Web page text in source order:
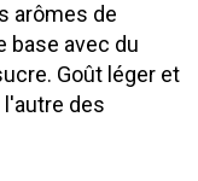
arômes de
base avec du
Goût léger et
des